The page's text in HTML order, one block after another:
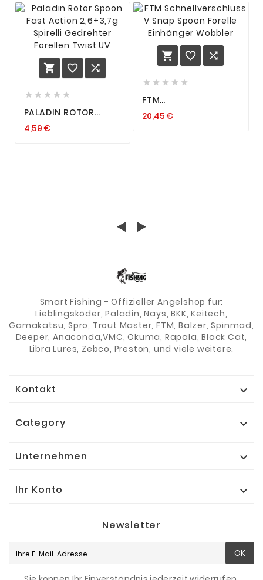
  
    
PALADIN ROTOR
2,6+3,7G SPIRELLI
4,59 €
  
    
FTM
V SNAP SPOON
20,45 €
Smart Fishing - Offizieller Angelshop für:
Lieblingsköder, Paladin, Nays, BKK, Keitech,
Gamakatsu, Spro, Trout Master, FTM, Balzer, Spinmad,
Deeper, Anaconda,VMC, Okuma, Rapala, Black Cat,
Libra Lures, Zebco, Preston, und viele weitere.
Kontakt 
Category 
Unternehmen 
Ihr Konto 
Newsletter
OK